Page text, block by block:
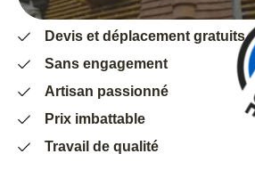
Devis et déplacement gratuits
Sans engagement
Artisan passionné
Prix imbattable
Travail de qualité